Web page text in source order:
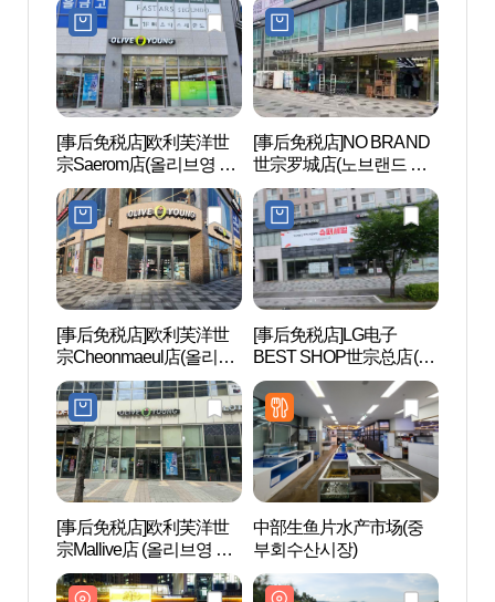
[事后免税店]欧利芙洋世
宗Saerom店(올리브영 세
종새롬점)
[事后免税店]NO BRAND
世宗罗城店(노브랜드 세
종나성점)
[事后免税店]欧利芙洋世
宗Cheonmaeul店(올리브
영 세종첫마을점)
[事后免税店]LG电子
BEST SHOP世宗总店(LG
전자 베스트샵 세종본점)
[事后免税店]欧利芙洋世
宗Mallive店 (올리브영 세
종몰리브점)
中部生鱼片水产市场(중
부회수산시장)